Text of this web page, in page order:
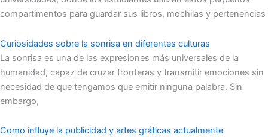
compartimentos para guardar sus libros, mochilas y pertenencias
Curiosidades sobre la sonrisa en diferentes culturas
La sonrisa es una de las expresiones más universales de la
humanidad, capaz de cruzar fronteras y transmitir emociones sin
necesidad de que tengamos que emitir ninguna palabra. Sin
embargo,
Como influye la publicidad y artes gráficas actualmente